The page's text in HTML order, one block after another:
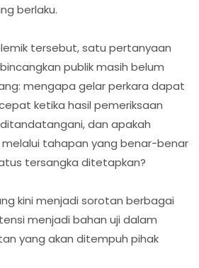
berlaku.
tersebut, satu pertanyaan
publik masih belum
mengapa gelar perkara dapat
ketika hasil pemeriksaan
dan apakah
tahapan yang benar-benar
tersangka ditetapkan?
kini menjadi sorotan berbagai
menjadi bahan uji dalam
yang akan ditempuh pihak